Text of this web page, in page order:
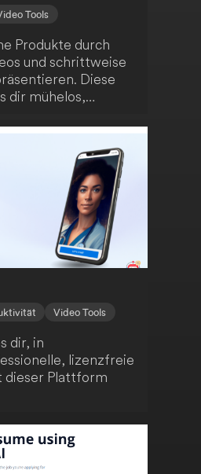
Tools
Produkte durch
und schrittweise
Diese
dir mühelos,
schnell
das Verständnis
unterstütze die
Video Tools
dir, in
lizenzfreie
dieser Plattform
ist. Mit nur
beeindruckende